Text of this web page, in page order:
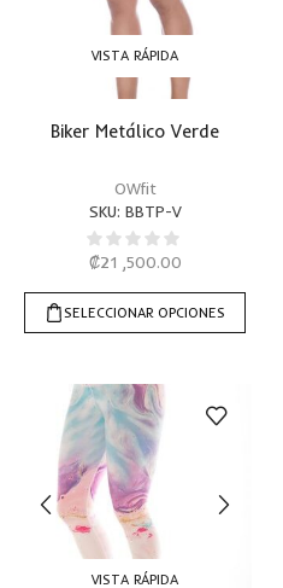
VISTA RÁPIDA
Biker Metálico Verde
OWfit
SKU: BBTP-V
₡21 ,500.00
SELECCIONAR OPCIONES
VISTA RÁPIDA